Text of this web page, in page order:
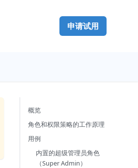
申请试用
概览
角色和权限策略的工作原理
用例
内置的超级管理员角色
（Super Admin）